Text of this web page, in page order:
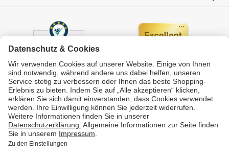
Durchschnittliche Bewertung von GarWoh – Gartenmöbel & Wohnen
mit336Bewertungen
|
Bewertungsgrundlage des Anbieters: 4 Verkaufs- und 4 Bewertungsplattformen